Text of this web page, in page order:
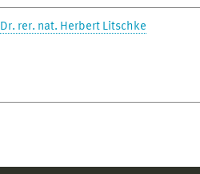
rer. nat. Herbert Litschke